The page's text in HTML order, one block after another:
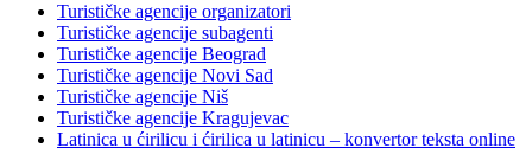
Turističke agencije organizatori
Turističke agencije subagenti
Turističke agencije Beograd
Turističke agencije Novi Sad
Turističke agencije Niš
Turističke agencije Kragujevac
Latinica u ćirilicu i ćirilica u latinicu – konvertor teksta online